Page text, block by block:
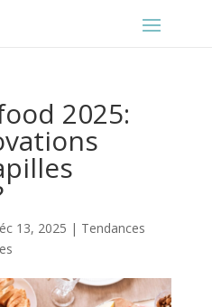
2025:
13, 2025 | Tendances